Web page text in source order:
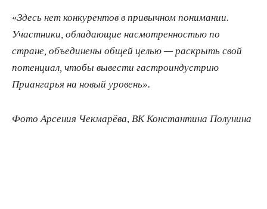
«Здесь нет конкурентов в привычном понимании.
Участники, обладающие насмотренностью по
стране, объединены общей целью — раскрыть свой
потенциал, чтобы вывести гастроиндустрию
Приангарья на новый уровень».
Фото Арсения Чекмарёва, ВК Константина Полунина